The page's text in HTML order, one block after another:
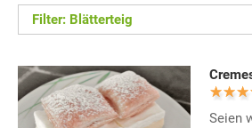
Filter: Blätterteig
Seien